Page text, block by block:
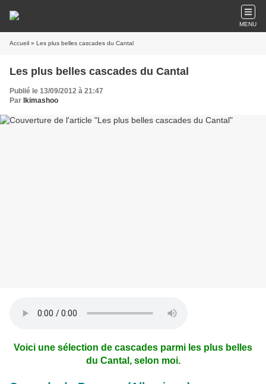
MENU
Accueil » Les plus belles cascades du Cantal
Les plus belles cascades du Cantal
Publié le 13/09/2012 à 21:47
Par Ikimashoo
Voici une sélection de cascades parmi les plus belles
du Cantal, selon moi.